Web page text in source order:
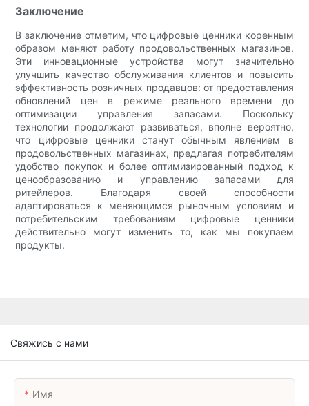
Заключение
В заключение отметим, что цифровые ценники коренным
образом меняют работу продовольственных магазинов.
Эти инновационные устройства могут значительно
улучшить качество обслуживания клиентов и повысить
эффективность розничных продавцов: от предоставления
обновлений цен в режиме реального времени до
оптимизации управления запасами. Поскольку
технологии продолжают развиваться, вполне вероятно,
что цифровые ценники станут обычным явлением в
продовольственных магазинах, предлагая потребителям
удобство покупок и более оптимизированный подход к
ценообразованию и управлению запасами для
ритейлеров. Благодаря своей способности
адаптироваться к меняющимся рыночным условиям и
потребительским требованиям цифровые ценники
действительно могут изменить то, как мы покупаем
продукты.
Свяжись с нами
Имя